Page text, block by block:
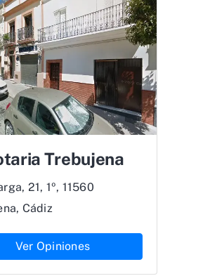
Trebujena
21, 1º, 11560
Cádiz
Ver Opiniones